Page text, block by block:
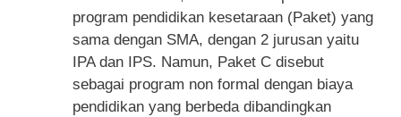
program pendidikan kesetaraan (Paket) yang
sama dengan SMA, dengan 2 jurusan yaitu
IPA dan IPS. Namun, Paket C disebut
sebagai program non formal dengan biaya
pendidikan yang berbeda dibandingkan